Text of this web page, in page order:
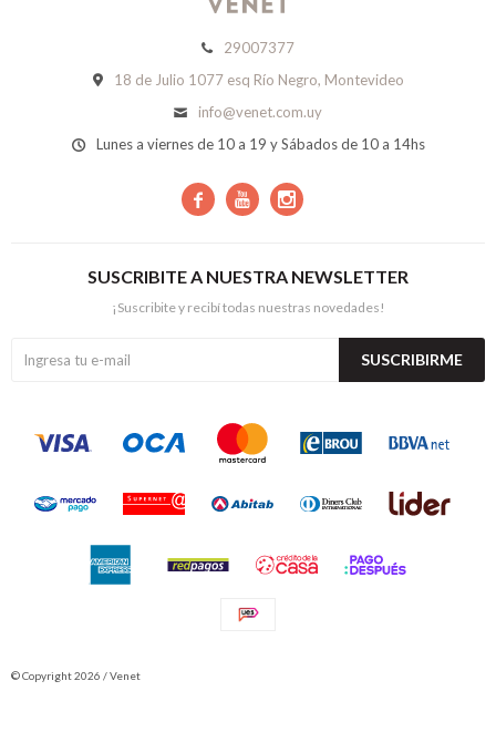
29007377
18 de Julio 1077 esq Río Negro, Montevideo
info@venet.com.uy
Lunes a viernes de 10 a 19 y Sábados de 10 a 14hs
  
SUSCRIBITE A NUESTRA NEWSLETTER
¡Suscribite y recibí todas nuestras novedades!
SUSCRIBIRME
© Copyright 2026 / Venet